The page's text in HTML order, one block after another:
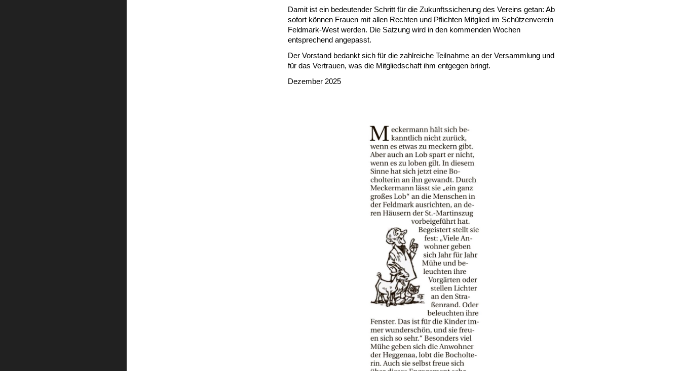
Damit ist ein bedeutender Schritt für die Zukunftssicherung des Vereins getan: Ab
sofort können Frauen mit allen Rechten und Pflichten Mitglied im Schützenverein
Feldmark-West werden. Die Satzung wird in den kommenden Wochen
entsprechend angepasst.
Der Vorstand bedankt sich für die zahlreiche Teilnahme an der Versammlung und
für das Vertrauen, was die Mitgliedschaft ihm entgegen bringt.
Dezember 2025